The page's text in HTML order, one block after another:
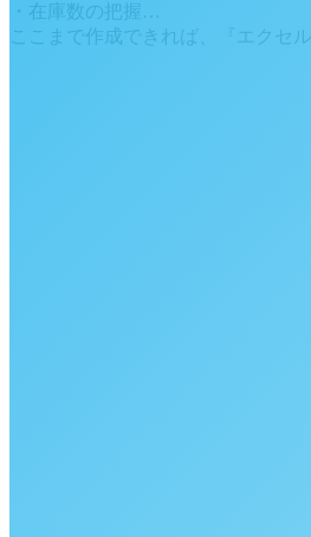
・在庫数の把握…
ここまで作成できれば、『エクセ